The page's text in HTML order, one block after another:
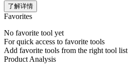
了解详情
Favorites
No favorite tool yet
For quick access to favorite tools
Add favorite tools from the right tool list
Product Analysis